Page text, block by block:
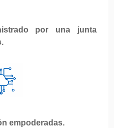
por una junta
empoderadas.